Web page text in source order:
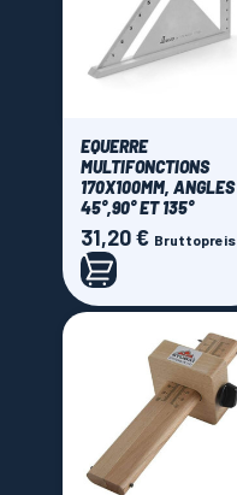
EQUERRE
MULTIFONCTIONS
170X100MM, ANGLES
45°,90° ET 135°
Preis
31,20 € Bruttopreis